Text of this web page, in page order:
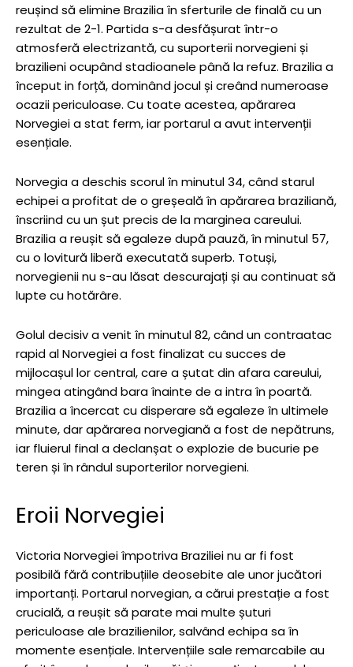
reușind să elimine Brazilia în sferturile de finală cu un
rezultat de 2-1. Partida s-a desfășurat într-o
atmosferă electrizantă, cu suporterii norvegieni și
brazilieni ocupând stadioanele până la refuz. Brazilia a
început in forță, dominând jocul și creând numeroase
ocazii periculoase. Cu toate acestea, apărarea
Norvegiei a stat ferm, iar portarul a avut intervenții
esențiale.
Norvegia a deschis scorul în minutul 34, când starul
echipei a profitat de o greșeală în apărarea braziliană,
înscriind cu un șut precis de la marginea careului.
Brazilia a reușit să egaleze după pauză, în minutul 57,
cu o lovitură liberă executată superb. Totuși,
norvegienii nu s-au lăsat descurajați și au continuat să
lupte cu hotărâre.
Golul decisiv a venit în minutul 82, când un contraatac
rapid al Norvegiei a fost finalizat cu succes de
mijlocașul lor central, care a șutat din afara careului,
mingea atingând bara înainte de a intra în poartă.
Brazilia a încercat cu disperare să egaleze în ultimele
minute, dar apărarea norvegiană a fost de nepătruns,
iar fluierul final a declanșat o explozie de bucurie pe
teren și în rândul suporterilor norvegieni.
Eroii Norvegiei
Victoria Norvegiei împotriva Braziliei nu ar fi fost
posibilă fără contribuțiile deosebite ale unor jucători
importanți. Portarul norvegian, a cărui prestație a fost
crucială, a reușit să parate mai multe șuturi
periculoase ale brazilienilor, salvând echipa sa în
momente esențiale. Intervențiile sale remarcabile au